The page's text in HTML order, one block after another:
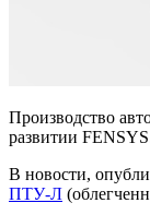
Производство
развитии
В новости,
ПТУ-Л